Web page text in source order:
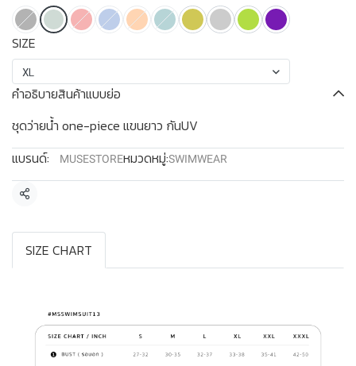
SIZE
XL
คำอธิบายสินค้าแบบย่อ
ชุดว่ายน้ำ one-piece แขนยาว กันUV
แบรนด์:
MUSESTOREหมวดหมู่:SWIMWEAR
แชร์
SIZE CHART